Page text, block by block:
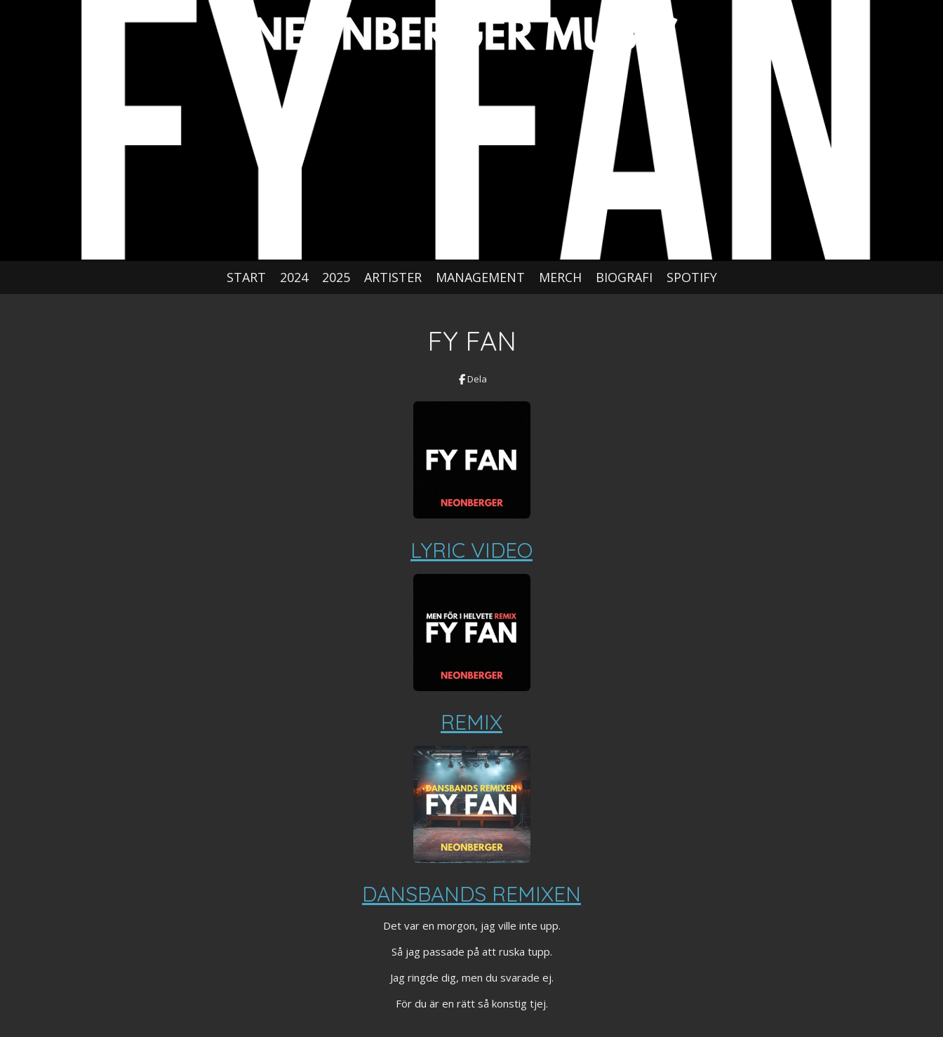
START 2024 2025 ARTISTER MANAGEMENT MERCH BIOGRAFI SPOTIFY
FY FAN
Dela
LYRIC VIDEO
REMIX
DANSBANDS REMIXEN
Det var en morgon, jag ville inte upp.
Så jag passade på att ruska tupp.
Jag ringde dig, men du svarade ej.
För du är en rätt så konstig tjej.